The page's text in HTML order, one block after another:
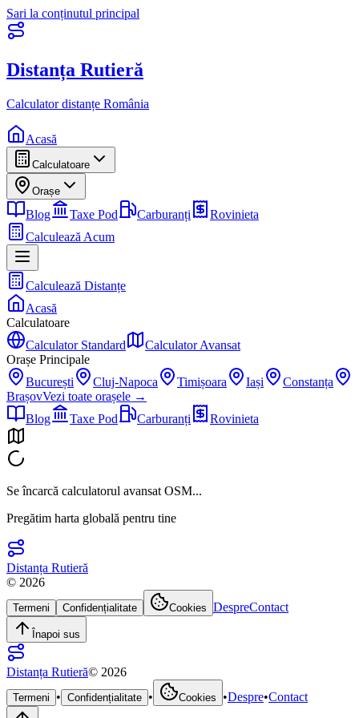
Sari la conținutul principal
Distanța Rutieră
Calculator distanțe România
Acasă
Calculatoare
Orașe
Blog Taxe Pod Carburanți
Rovinieta
Calculează Acum
Calculează Distanțe
Acasă
Calculatoare
Calculator Standard
Calculator Avansat
Orașe Principale
București
Cluj-Napoca Timișoara Iași
Constanța
BrașovVezi toate orașele →
Blog
Taxe Pod Carburanți Rovinieta
Se încarcă calculatorul avansat OSM...
Pregătim harta globală pentru tine
Distanța Rutieră
© 2026
Termeni Confidențialitate Cookies DespreContact
Înapoi sus
Distanța Rutieră© 2026
Termeni • Confidențialitate • Cookies •Despre•Contact